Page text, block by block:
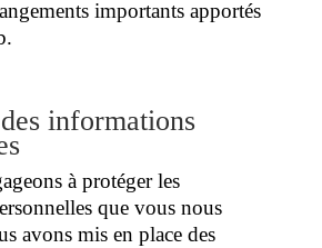
importants apportés
informations
à protéger les
que vous nous
avons mis en place des